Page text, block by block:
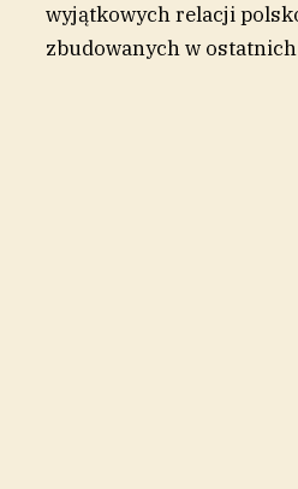
wyjątkowych relacji
zbudowanych w